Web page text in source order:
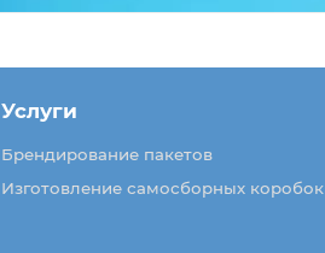
Услуги
Брендирование пакетов
Изготовление самосборных коробок